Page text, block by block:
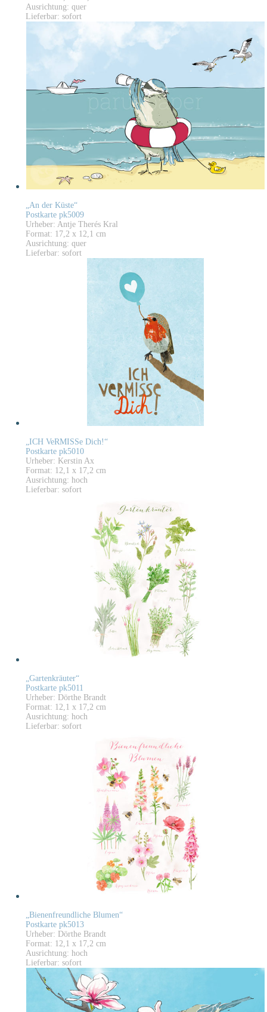
Ausrichtung: quer
Lieferbar: sofort
„An der Küste“
Postkarte pk5009
Urheber: Antje Therés Kral
Format: 17,2 x 12,1 cm
Ausrichtung: quer
Lieferbar: sofort
„ICH VeRMISSe Dich!“
Postkarte pk5010
Urheber: Kerstin Ax
Format: 12,1 x 17,2 cm
Ausrichtung: hoch
Lieferbar: sofort
„Gartenkräuter“
Postkarte pk5011
Urheber: Dörthe Brandt
Format: 12,1 x 17,2 cm
Ausrichtung: hoch
Lieferbar: sofort
„Bienenfreundliche Blumen“
Postkarte pk5013
Urheber: Dörthe Brandt
Format: 12,1 x 17,2 cm
Ausrichtung: hoch
Lieferbar: sofort